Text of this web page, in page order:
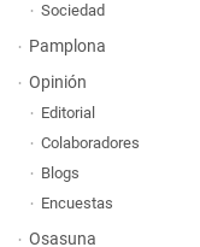
Sociedad
Pamplona
Opinión
Editorial
Colaboradores
Blogs
Encuestas
Osasuna